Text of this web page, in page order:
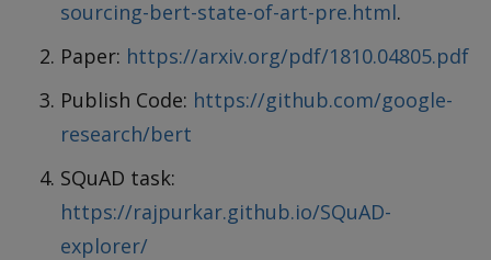
sourcing-bert-state-of-art-pre.html.
Paper: https://arxiv.org/pdf/1810.04805.pdf
Publish Code: https://github.com/google-
research/bert
SQuAD task:
https://rajpurkar.github.io/SQuAD-
explorer/